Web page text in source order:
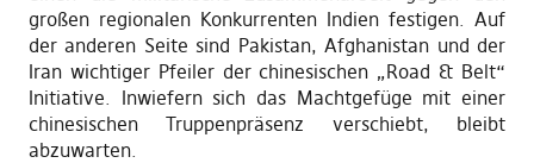
großen regionalen Konkurrenten Indien festigen. Auf
der anderen Seite sind Pakistan, Afghanistan und der
Iran wichtiger Pfeiler der chinesischen „Road & Belt“
Initiative. Inwiefern sich das Machtgefüge mit einer
chinesischen Truppenpräsenz verschiebt, bleibt
abzuwarten.